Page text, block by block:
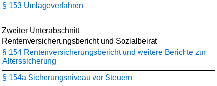
§ 153 Umlageverfahren
Zweiter Unterabschnitt
Rentenversicherungsbericht und Sozialbeirat
§ 154 Rentenversicherungsbericht und weitere Berichte zur
Alterssicherung
§ 154a Sicherungsniveau vor Steuern